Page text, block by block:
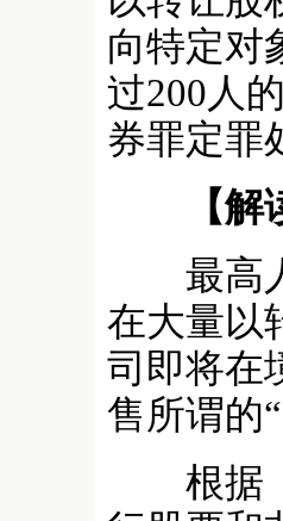
向特定对
过200人
券罪定罪
【解
最高人
在大量以
司即将在
售所谓的
根据《